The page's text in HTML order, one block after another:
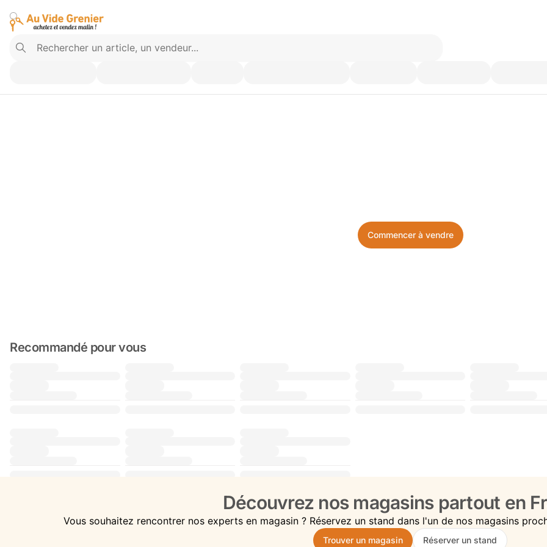
Commencer à vendre
Recommandé pour vous
Découvrez nos magasins partout en
Vous souhaitez rencontrer nos experts en magasin ? Réservez un stand dans l'un de nos magasins
Trouver un magasin Réserver un stand